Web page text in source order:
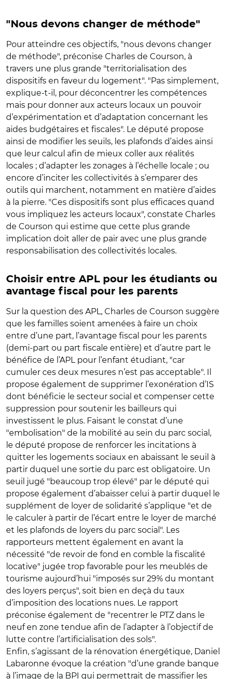
"Nous devons changer de méthode"
Pour atteindre ces objectifs, "nous devons changer
de méthode", préconise Charles de Courson, à
travers une plus grande "territorialisation des
dispositifs en faveur du logement". "Pas simplement,
explique-t-il, pour déconcentrer les compétences
mais pour donner aux acteurs locaux un pouvoir
d’expérimentation et d’adaptation concernant les
aides budgétaires et fiscales". Le député propose
ainsi de modifier les seuils, les plafonds d’aides ainsi
que leur calcul afin de mieux coller aux réalités
locales ; d’adapter les zonages à l’échelle locale ; ou
encore d’inciter les collectivités à s’emparer des
outils qui marchent, notamment en matière d’aides
à la pierre. "Ces dispositifs sont plus efficaces quand
vous impliquez les acteurs locaux", constate Charles
de Courson qui estime que cette plus grande
implication doit aller de pair avec une plus grande
responsabilisation des collectivités locales.
Choisir entre APL pour les étudiants ou
avantage fiscal pour les parents
Sur la question des APL, Charles de Courson suggère
que les familles soient amenées à faire un choix
entre d’une part, l’avantage fiscal pour les parents
(demi-part ou part fiscale entière) et d’autre part le
bénéfice de l’APL pour l’enfant étudiant, "car
cumuler ces deux mesures n’est pas acceptable". Il
propose également de supprimer l’exonération d’IS
dont bénéficie le secteur social et compenser cette
suppression pour soutenir les bailleurs qui
investissent le plus. Faisant le constat d’une
"embolisation" de la mobilité au sein du parc social,
le député propose de renforcer les incitations à
quitter les logements sociaux en abaissant le seuil à
partir duquel une sortie du parc est obligatoire. Un
seuil jugé "beaucoup trop élevé" par le député qui
propose également d’abaisser celui à partir duquel le
supplément de loyer de solidarité s’applique "et de
le calculer à partir de l’écart entre le loyer de marché
et les plafonds de loyers du parc social". Les
rapporteurs mettent également en avant la
nécessité "de revoir de fond en comble la fiscalité
locative" jugée trop favorable pour les meublés de
tourisme aujourd’hui "imposés sur 29% du montant
des loyers perçus", soit bien en deçà du taux
d’imposition des locations nues. Le rapport
préconise également de "recentrer le PTZ dans le
neuf en zone tendue afin de l’adapter à l’objectif de
lutte contre l’artificialisation des sols".
Enfin, s’agissant de la rénovation énergétique, Daniel
Labaronne évoque la création "d’une grande banque
à l’image de la BPI qui permettrait de massifier les